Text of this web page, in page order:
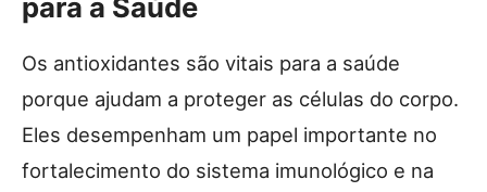
para a Saúde
Os antioxidantes são vitais para a saúde
porque ajudam a proteger as células do corpo.
Eles desempenham um papel importante no
fortalecimento do sistema imunológico e na